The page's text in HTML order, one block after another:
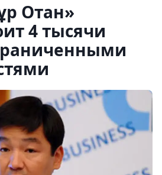
Отан»
4 тысячи